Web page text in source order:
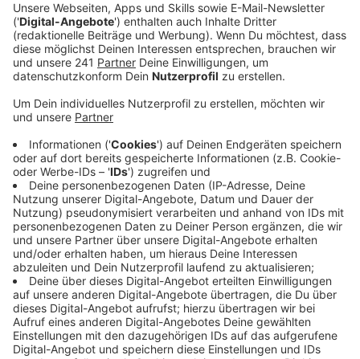
Medien.
Veröffentlicht:Mittwoch, 06.12.2023 13:48
Anzeige
Neues Gebäude für Opladen gefordert
Anzeige
Das Opladener Berufskolleg braucht nach 55 Jahren
ein neues Gebäude, dafür haben sich die Leverkusener
Politiker noch einmal stark gemacht. Die knappe
Mehrheit der Gemeinden konnten sie damit
überzeugen. Das war nötig, denn das Geld kommt von
einem Zweckverband der Berufsschulen. Von der
Stauffenbergstraße zieht das Berufskolleg jetzt also